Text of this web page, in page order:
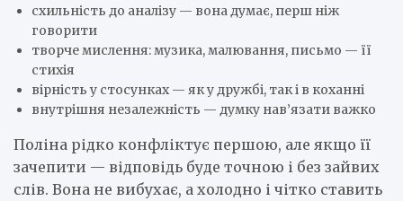
схильність до аналізу — вона думає, перш ніж
говорити
творче мислення: музика, малювання, письмо — її
стихія
вірність у стосунках — як у дружбі, так і в коханні
внутрішня незалежність — думку нав’язати важко
Поліна рідко конфліктує першою, але якщо її
зачепити — відповідь буде точною і без зайвих
слів. Вона не вибухає, а холодно і чітко ставить